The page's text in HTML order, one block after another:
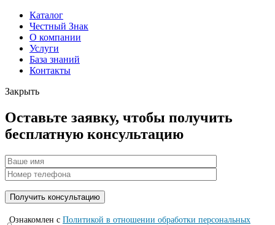
Каталог
Честный Знак
О компании
Услуги
База знаний
Контакты
Закрыть
Оставьте заявку, чтобы получить
бесплатную консультацию
Ознакомлен с Политикой в отношении обработки персональных